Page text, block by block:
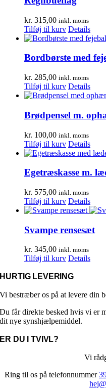
kr. 315,00 inkl. moms
Tilføj til kurv Details
Bordbørste med
kr. 285,00 inkl. moms
Tilføj til kurv Details
Brødpensel m.
kr. 100,00 inkl. moms
Tilføj til kurv Details
Egetræskasse m.
kr. 575,00 inkl. moms
Tilføj til kurv Details
Svampe rensesæt
kr. 345,00 inkl. moms
Tilføj til kurv Details
HURTIG LEVERING
Vi bestræber os på at levere din
Du får direkte besked hvis vi er
dit nye synshjælpemiddel.
ER DU I TVIVL?
Vi
Ring til os på telefonnummer